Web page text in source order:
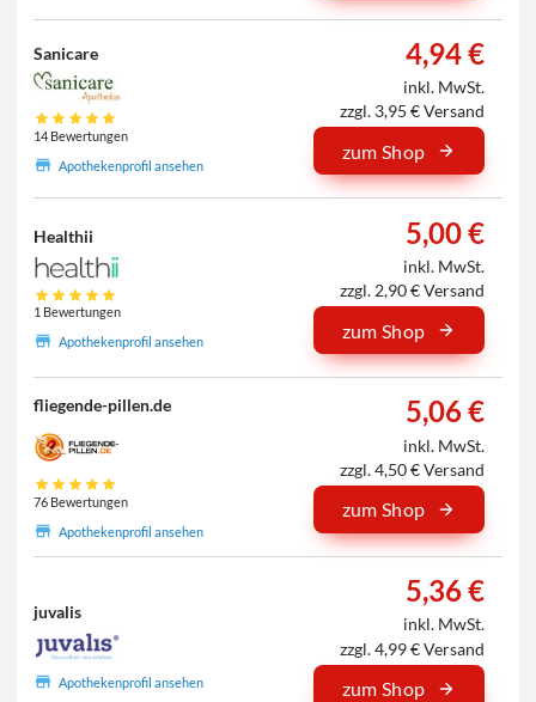
Sanicare
14 Bewertungen
Apothekenprofil ansehen
4,94 €
inkl. MwSt.
zzgl. 3,95 € Versand
zum Shop
Healthii
1 Bewertungen
Apothekenprofil ansehen
5,00 €
inkl. MwSt.
zzgl. 2,90 € Versand
zum Shop
fliegende-pillen.de
76 Bewertungen
Apothekenprofil ansehen
5,06 €
inkl. MwSt.
zzgl. 4,50 € Versand
zum Shop
juvalis
Apothekenprofil ansehen
5,36 €
inkl. MwSt.
zzgl. 4,99 € Versand
zum Shop